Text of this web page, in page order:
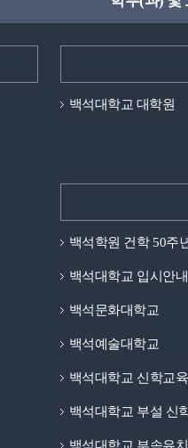
백석대학교 대학원
백석학원 건학 50주
백석대학교 입시안내
백석문화대학교
백석예술대학교
백석대학교 신학교
백석대학교 부설 신